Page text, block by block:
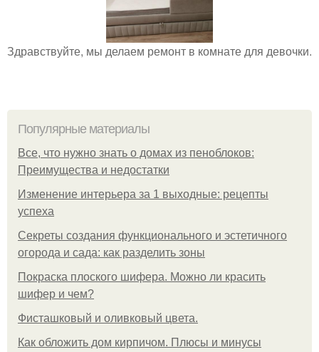
Здравствуйте, мы делаем ремонт в комнате для девочки.
Популярные материалы
Все, что нужно знать о домах из пеноблоков:
Преимущества и недостатки
Изменение интерьера за 1 выходные: рецепты
успеха
Секреты создания функционального и эстетичного
огорода и сада: как разделить зоны
Покраска плоского шифера. Можно ли красить
шифер и чем?
Фисташковый и оливковый цвета.
Как обложить дом кирпичом. Плюсы и минусы